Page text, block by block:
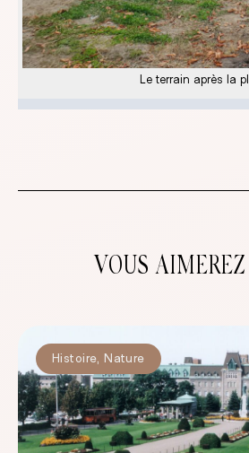
Le terrain après la
VOUS
Histoire Nature